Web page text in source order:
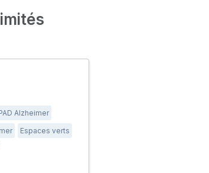
Alzheimer
Espaces verts